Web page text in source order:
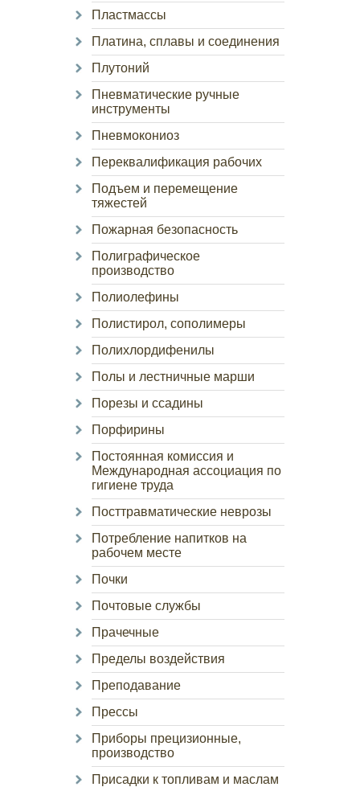
Пластмассы
Платина, сплавы и соединения
Плутоний
Пневматические ручные
инструменты
Пневмокониоз
Переквалификация рабочих
Подъем и перемещение
тяжестей
Пожарная безопасность
Полиграфическое
производство
Полиолефины
Полистирол, сополимеры
Полихлордифенилы
Полы и лестничные марши
Порезы и ссадины
Порфирины
Постоянная комиссия и
Международная ассоциация по
гигиене труда
Посттравматические неврозы
Потребление напитков на
рабочем месте
Почки
Почтовые службы
Прачечные
Пределы воздействия
Преподавание
Прессы
Приборы прецизионные,
производство
Присадки к топливам и маслам